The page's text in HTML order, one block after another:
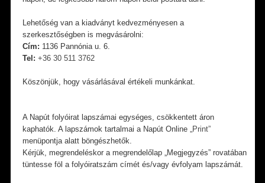
Lehetőség van a kiadványt kedvezményesen a
szerkesztőségben is megvásárolni:
Cím: 1136 Pannónia u. 6.
Tel: +36 30 511 3762
Köszönjük, hogy vásárlásával értékeli munkánkat.
A Napút folyóirat lapszámai egységes, csökkentett áron
kaphatók. A lapszámok tartalmai a Napút Online „Print”
menüpontja alatt böngészhetők.
Kérjük, megrendeléskor a megrendelőlap „Megjegyzés” rovatában
tüntesse föl a folyóiratszám címét és/vagy évfolyam lapszámát.